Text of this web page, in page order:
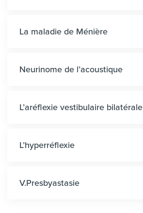
La maladie de Ménière
Neurinome de l’acoustique
L’aréflexie vestibulaire bilatérale
L’hyperréflexie
V.Presbyastasie